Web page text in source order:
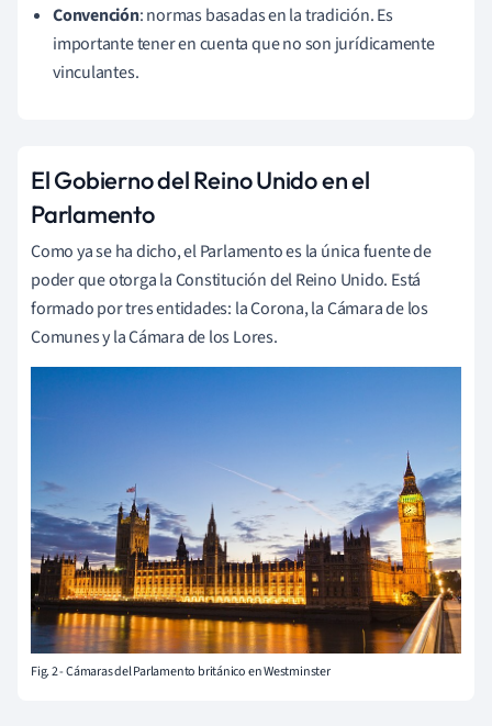
Convención: normas basadas en la tradición. Es
importante tener en cuenta que no son jurídicamente
vinculantes.
El Gobierno del Reino Unido en el
Parlamento
Como ya se ha dicho, el Parlamento es la única fuente de
poder que otorga la Constitución del Reino Unido. Está
formado por tres entidades: la Corona, la Cámara de los
Comunes y la Cámara de los Lores.
Fig. 2 - Cámaras del Parlamento británico en Westminster